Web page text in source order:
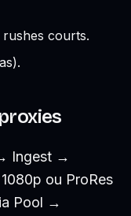
rushes courts.
Ingest →
ou ProRes
Pool →